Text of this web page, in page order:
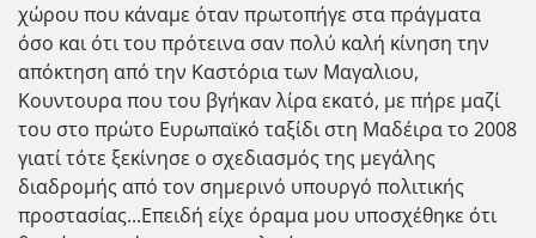
χώρου που κάναμε όταν πρωτοπήγε στα πράγματα
όσο και ότι του πρότεινα σαν πολύ καλή κίνηση την
απόκτηση από την Καστόρια των Μαγαλιου,
Κουντουρα που του βγήκαν λίρα εκατό, με πήρε μαζί
του στο πρώτο Ευρωπαϊκό ταξίδι στη Μαδέιρα το 2008
γιατί τότε ξεκίνησε ο σχεδιασμός της μεγάλης
διαδρομής από τον σημερινό υπουργό πολιτικής
προστασίας...Επειδή είχε όραμα μου υποσχέθηκε ότι